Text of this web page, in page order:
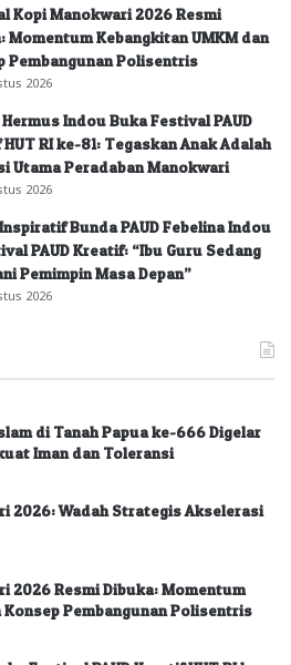
Kopi Manokwari 2026 Resmi
Momentum Kebangkitan UMKM dan
Pembangunan Polisentris
2026
Indou Buka Festival PAUD
RI ke-81: Tegaskan Anak Adalah
Utama Peradaban Manokwari
2026
Bunda PAUD Febelina Indou
PAUD Kreatif: “Ibu Guru Sedang
Pemimpin Masa Depan”
2026
di Tanah Papua ke-666 Digelar
Iman dan Toleransi
2026: Wadah Strategis Akselerasi
2026 Resmi Dibuka: Momentum
Konsep Pembangunan Polisentris